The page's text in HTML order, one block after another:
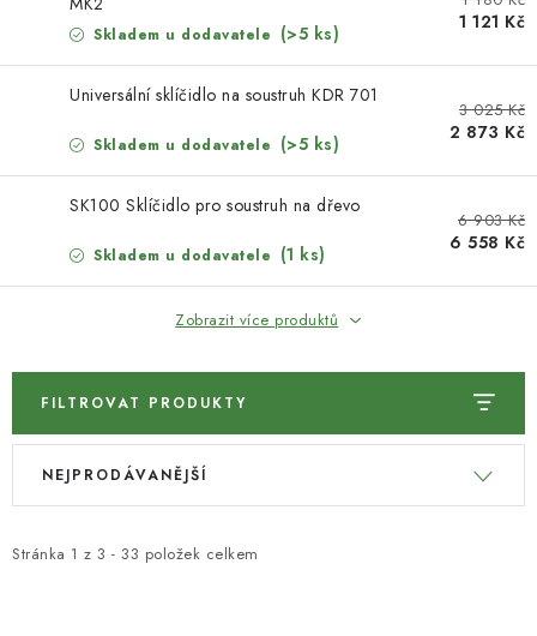
NÁSTROJE PRO OPRACOVÁNÍ KOVU
NÁSTROJE PRO ŘEZÁNÍ DŘEVA
NÁSTROJE PRO ŘEZÁNÍ KOVU
POTŘEBUJI DOBRÝ STROJ
Moje objednávka
Skladem u dodavatele (>5 ks)
1 121 Kč
Universální sklíčidlo na soustruh KDR 701
Skladem u dodavatele (>5 ks)
3 025 Kč
2 873 Kč
SK100 Sklíčidlo pro soustruh na dřevo
Skladem u dodavatele (1 ks)
6 903 Kč
6 558 Kč
Zobrazit více produktů
FILTROVAT PRODUKTY
V
i
Stránka 1 z 3 - 33 položek celkem
Ř
e
NEJPRODÁVANĚJŠÍ